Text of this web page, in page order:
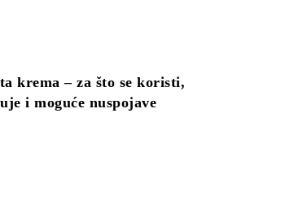
krema – za što se koristi,
i moguće nuspojave